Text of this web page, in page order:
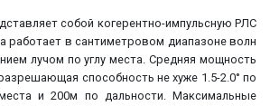
собой когерентно-импульсную РЛС
работает в сантиметровом диапазоне волн
лучом по углу места. Средняя мощность
способность не хуже 1.5-2.0° по
и 200м по дальности. Максимальные